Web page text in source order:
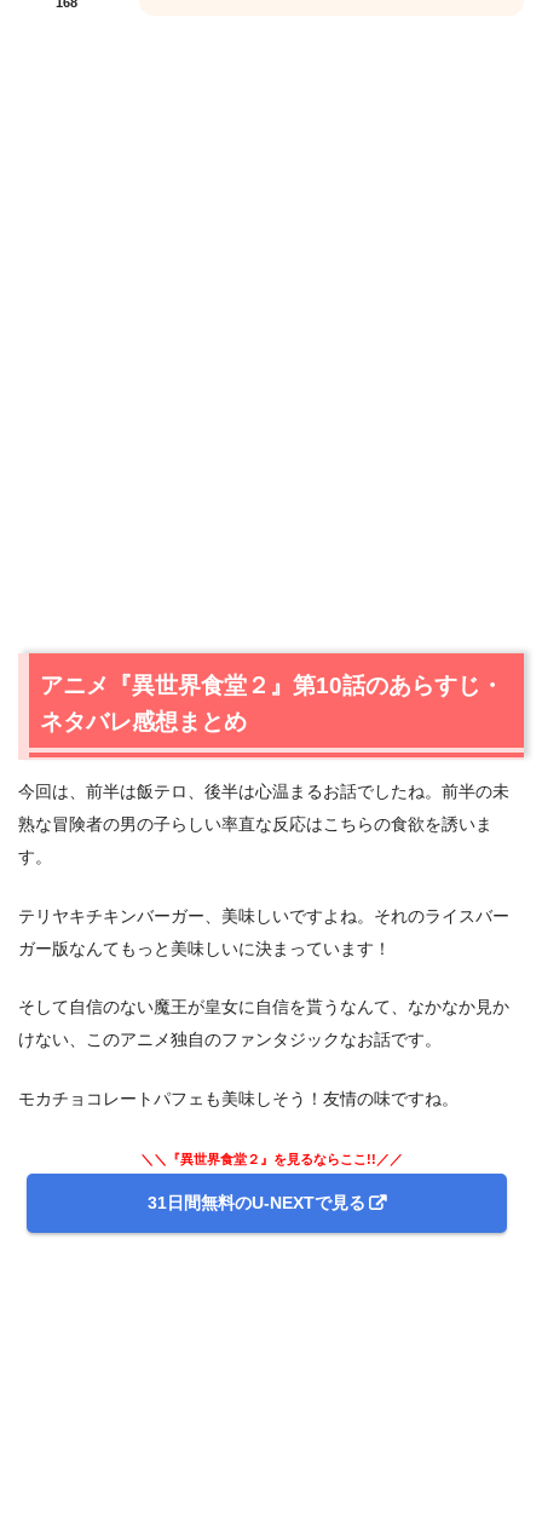
アニメ『異世界食堂２』第10話のあらすじ・
ネタバレ感想まとめ
今回は、前半は飯テロ、後半は心温まるお話でしたね。前半の未
熟な冒険者の男の子らしい率直な反応はこちらの食欲を誘いま
す。
テリヤキチキンバーガー、美味しいですよね。それのライスバー
ガー版なんてもっと美味しいに決まっています！
そして自信のない魔王が皇女に自信を貰うなんて、なかなか見か
けない、このアニメ独自のファンタジックなお話です。
モカチョコレートパフェも美味しそう！友情の味ですね。
＼＼『異世界食堂２』を見るならここ!!／／
31日間無料のU-NEXTで見る